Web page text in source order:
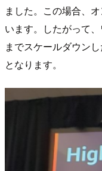
ました。この場合、
います。したがって
までスケールダウン
となります。